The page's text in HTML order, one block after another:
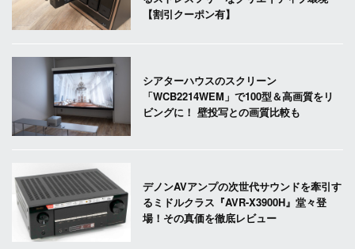
【割引クーポン有】
シアターハウスのスクリーン
「WCB2214WEM」で100型＆高画質をリ
ビングに！ 壁投写との画質比較も
デノンAVアンプの次世代サウンドを牽引す
るミドルクラス『AVR-X3900H』堂々登
場！その真価を徹底レビュー